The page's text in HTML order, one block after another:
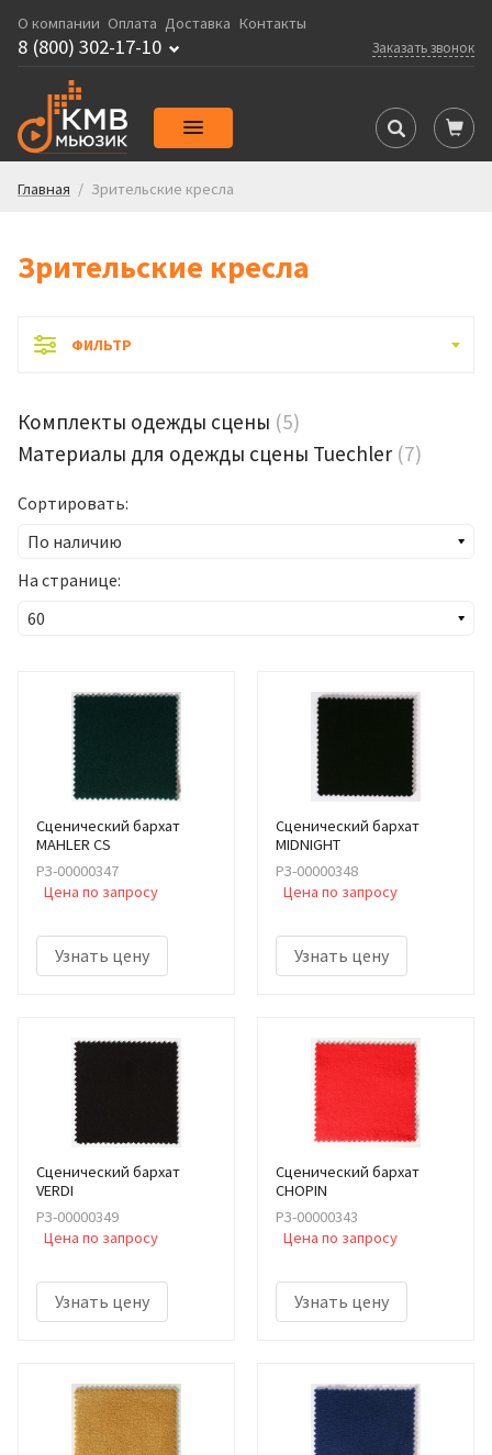
О компании Оплата Доставка Контакты
Заказать звонок
8 (800) 302-17-10
Главная / Зрительские кресла
Зрительские кресла
ФИЛЬТР
Комплекты одежды сцены (5)
Материалы для одежды сцены Tuechler (7)
Сортировать:
На странице:
Сценический бархат
MAHLER CS
РЗ-00000347
Цена по запросу
Узнать цену
Сценический бархат
MIDNIGHT
РЗ-00000348
Цена по запросу
Узнать цену
Сценический бархат
VERDI
РЗ-00000349
Цена по запросу
Узнать цену
Сценический бархат
CHOPIN
РЗ-00000343
Цена по запросу
Узнать цену